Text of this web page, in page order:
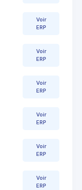
Voir
ERP
Voir
ERP
Voir
ERP
Voir
ERP
Voir
ERP
Voir
ERP